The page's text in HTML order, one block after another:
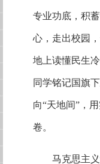
专业功底，积
心，走出校园
地上读懂民生
同学铭记国旗
向“天地间”，
卷。
马克思主